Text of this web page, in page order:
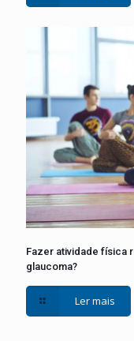
Fazer atividade física
glaucoma?
Ler mais